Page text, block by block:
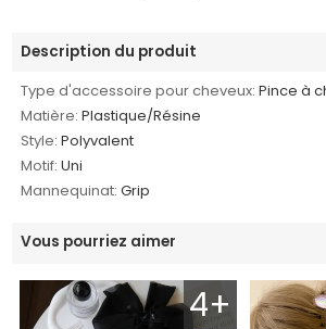
Description du produit
Type d'accessoire pour cheveux: Pince à
Matière: Plastique/Résine
Style: Polyvalent
Motif: Uni
Mannequinat: Grip
Vous pourriez aimer
4+